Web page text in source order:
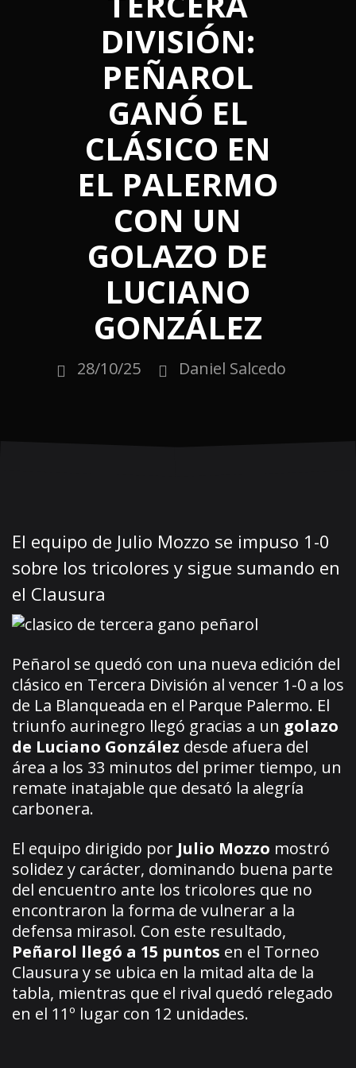
DIVISIÓN:
PEÑAROL
GANÓ EL
CLÁSICO EN
EL PALERMO
CON UN
GOLAZO DE
LUCIANO
GONZÁLEZ
28/10/25 Daniel Salcedo
El equipo de Julio Mozzo se impuso 1-0
sobre los tricolores y sigue sumando en
el Clausura
Peñarol se quedó con una nueva edición del
clásico en Tercera División al vencer 1-0 a los
de La Blanqueada en el Parque Palermo. El
triunfo aurinegro llegó gracias a un golazo
de Luciano González desde afuera del
área a los 33 minutos del primer tiempo, un
remate inatajable que desató la alegría
carbonera.
El equipo dirigido por Julio Mozzo mostró
solidez y carácter, dominando buena parte
del encuentro ante los tricolores que no
encontraron la forma de vulnerar a la
defensa mirasol. Con este resultado,
Peñarol llegó a 15 puntos en el Torneo
Clausura y se ubica en la mitad alta de la
tabla, mientras que el rival quedó relegado
en el 11º lugar con 12 unidades.